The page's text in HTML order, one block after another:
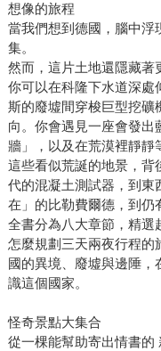
想像的旅程
當我們想到德國，腦中浮
集。
然而，這片土地還隱藏
你可以在科隆下水道深處
斯的廢墟間穿梭巨型挖礦
向。你會遇見一座會發
牆」，以及在荒漠裡靜靜
這些看似荒誕的地景，背
代的混凝土測試器，到東
在」的比勒費爾德，到仍
全書分為八大章節，精選
怎麼規劃三天兩夜行程的
國的異境、廢墟與邊陲
識這個國家。
怪奇景點大集合
從一棵能幫助寄出情書的